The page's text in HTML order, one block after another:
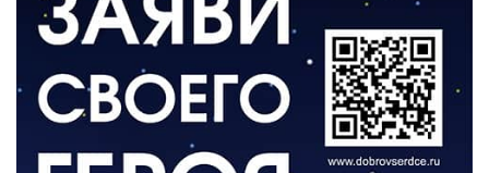
ВЛАСТЬ
День памяти и «Симфония народов»
06.08.2026